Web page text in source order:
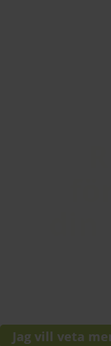
Jag vill veta